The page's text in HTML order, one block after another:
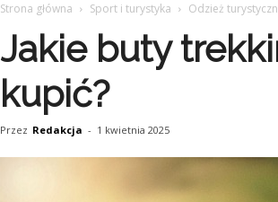
Strona główna Sport i turystyka Odzież
Jakie buty
kupić?
Przez Redakcja - 1 kwietnia 2025